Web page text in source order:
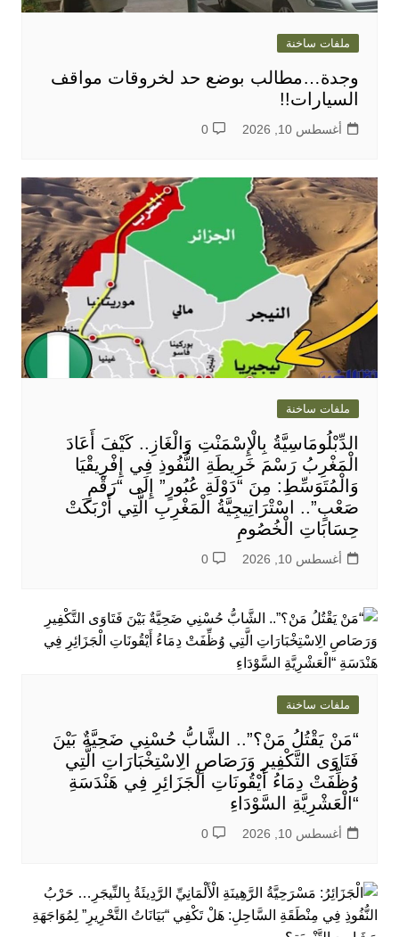
ملفات ساخنة
وجدة…مطالب بوضع حد لخروقات مواقف
السيارات!!
أغسطس 10, 2026 0
ملفات ساخنة
الدِّبْلُومَاسِيَّةُ بِالْإِسْمَنْتِ وَالْغَازِ.. كَيْفَ أَعَادَ
الْمَغْرِبُ رَسْمَ خَرِيطَةِ النُّفُوذِ فِي إِفْرِيقْيَا
وَالْمُتَوَسِّطِ: مِنَ “دَوْلَةِ عُبُورٍ” إِلَى “رَقْمٍ
صَعْبٍ”.. اسْتْرَاتِيجِيَّةُ الْمَغْرِبِ الَّتِي أَرْبَكَتْ
حِسَابَاتِ الْخُصُومِ
أغسطس 10, 2026 0
ملفات ساخنة
“مَنْ يَقْتُلُ مَنْ؟”.. الشَّابُّ حُسْنِي ضَحِيَّةٌ بَيْنَ
فَتَاوَى التَّكْفِيرِ وَرَصَاصِ الِاسْتِخْبَارَاتِ الَّتِي
وُظِّفَتْ دِمَاءُ أَيْقُونَاتِ الْجَزَائِرِ فِي هَنْدَسَةِ
“الْعَشْرِيَّةِ السَّوْدَاءِ
أغسطس 10, 2026 0